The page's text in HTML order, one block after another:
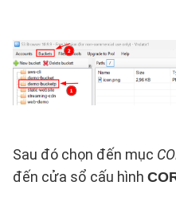
Sau đó chọn đến mục
đến cửa sổ cấu hình